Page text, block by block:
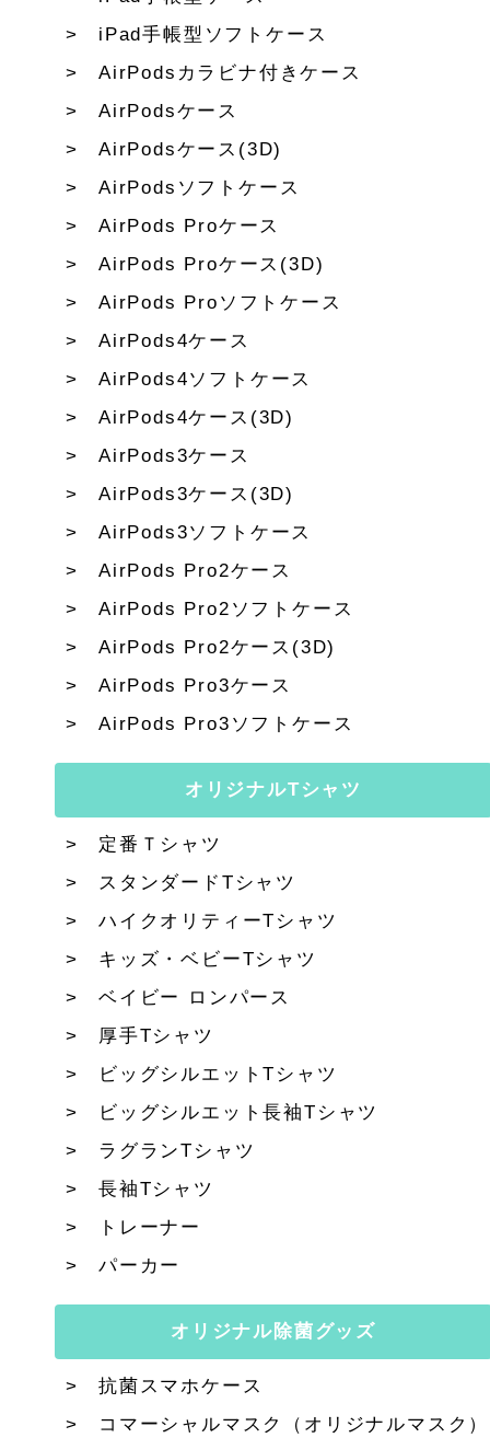
iPad手帳型ソフトケース
AirPodsカラビナ付きケース
AirPodsケース
AirPodsケース(3D)
AirPodsソフトケース
AirPods Proケース
AirPods Proケース(3D)
AirPods Proソフトケース
AirPods4ケース
AirPods4ソフトケース
AirPods4ケース(3D)
AirPods3ケース
AirPods3ケース(3D)
AirPods3ソフトケース
AirPods Pro2ケース
AirPods Pro2ソフトケース
AirPods Pro2ケース(3D)
AirPods Pro3ケース
AirPods Pro3ソフトケース
オリジナルTシャツ
定番Ｔシャツ
スタンダードTシャツ
ハイクオリティーTシャツ
キッズ・ベビーTシャツ
ベイビー ロンパース
厚手Tシャツ
ビッグシルエットTシャツ
ビッグシルエット長袖Tシャツ
ラグランTシャツ
長袖Tシャツ
トレーナー
パーカー
オリジナル除菌グッズ
抗菌スマホケース
コマーシャルマスク（オリジナルマスク）